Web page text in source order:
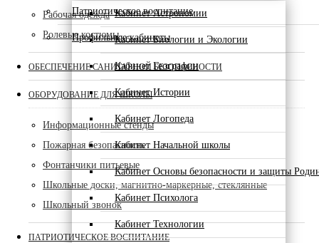
Патриотическое воспитание
Профильные кабинеты
Кабинет Астрономии
Кабинет Биологии и Экологии
Кабинет Географии
Кабинет Истории
Кабинет Логопеда
Кабинет Начальной школы
Кабинет Основы безопасности и защиты
Кабинет Психолога
Кабинет Технологии
Рабочая одежда
Ролевые костюмы
ОБЕСПЕЧЕНИЕ САНИТАРНОЙ БЕЗОПАСНОСТИ
ОБОРУДОВАНИЕ ДЛЯ ШКОЛЫ
Информационные стенды
Пожарная безопасность
Фонтанчики питьевые
Школьные доски, магнитно-маркерные, стеклянные
Школьный звонок
ПАТРИОТИЧЕСКОЕ ВОСПИТАНИЕ